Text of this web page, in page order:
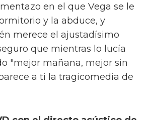
en el que Vega se le
y la abduce, y
merece el ajustadísimo
que mientras lo lucía
"mejor mañana, mejor sin
a ti la tragicomedia de